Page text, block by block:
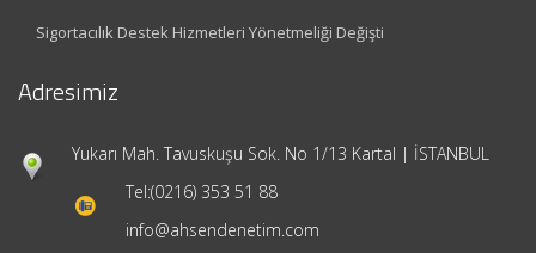
Sigortacılık Destek Hizmetleri Yönetmeliği Değişti
Adresimiz
Yukarı Mah. Tavuskuşu Sok. No 1/13 Kartal | İSTANBUL
Tel:(0216) 353 51 88
info@ahsendenetim.com